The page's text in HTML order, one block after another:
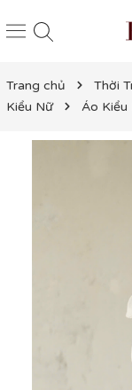
Trang chủ Thời
Kiểu Nữ
Áo Kiểu